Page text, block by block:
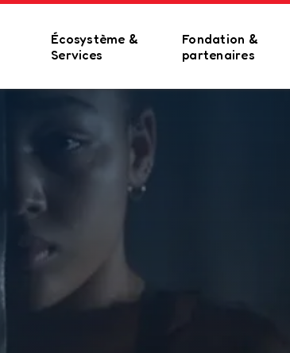
Écosystème &
Services
Fondation &
partenaires